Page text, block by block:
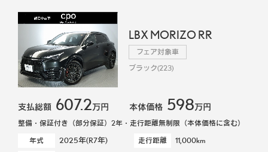
LBX MORIZO RR
フェア対象車
ブラック(223)
支払総額 607.2万円 本体価格 598万円
整備・保証付き（部分保証）2年・走行距離無制限（本体価格に含む）
年式
2025年(R7年) 走行距離 11,000km